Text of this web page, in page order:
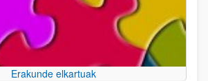
Erakunde elkartuak